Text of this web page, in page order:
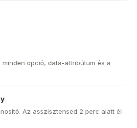
minden opció, data-attribútum és a
Az asszisztensed 2 perc alatt él